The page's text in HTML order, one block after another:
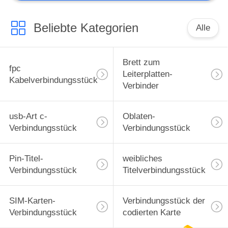
Beliebte Kategorien Alle
fpc
Kabelverbindungsstück
Brett zum
Leiterplatten-
Verbinder
usb-Art c-
Verbindungsstück
Oblaten-
Verbindungsstück
Pin-Titel-
Verbindungsstück
weibliches
Titelverbindungsstück
SIM-Karten-
Verbindungsstück
Verbindungsstück der
codierten Karte